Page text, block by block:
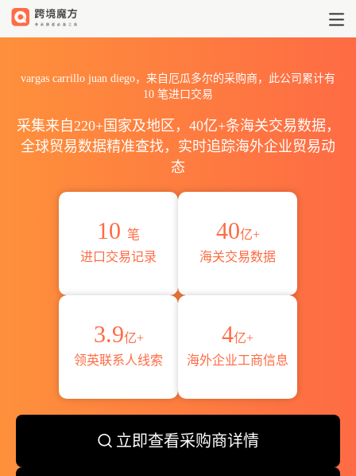
vargas carrillo juan diego，来自厄瓜多尔的采购商，此公司累计有
10 笔进口交易
采集来自220+国家及地区，40亿+条海关交易数据，
全球贸易数据精准查找，实时追踪海外企业贸易动
态
10 笔
进口交易记录
40亿+
海关交易数据
3.9亿+
领英联系人线索
4亿+
海外企业工商信息
立即查看采购商详情